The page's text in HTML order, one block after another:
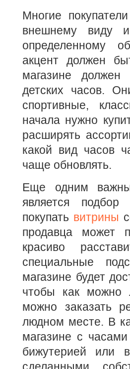
Многие
внешнему виду
определенному
акцент должен
магазине
детских часов.
спортивные,
начала нужно
расширять
какой вид часов
чаще обновлять.
Еще одним
является
покупать витрины
продавца может
красиво
специальные
магазине будет
чтобы как можно
можно заказать
людном месте. В
магазине с
бижутерией или